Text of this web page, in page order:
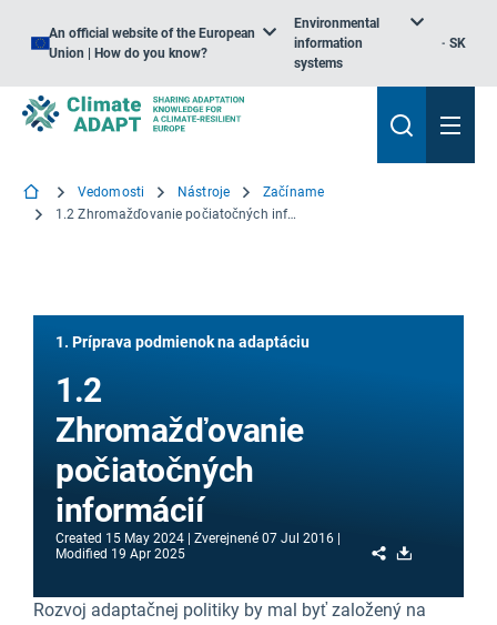
An official website of the European
Union | How do you know?
Environmental
information
systems
SK
Vedomosti Nástroje
Začíname
1.2 Zhromažďovanie počiatočných informácií
1. Príprava podmienok na adaptáciu
1.2
Zhromažďovanie
počiatočných
informácií
Created 15 May 2024 Zverejnené 07 Jul 2016
Modified 19 Apr 2025 Share
Rozvoj adaptačnej politiky by mal byť založený na